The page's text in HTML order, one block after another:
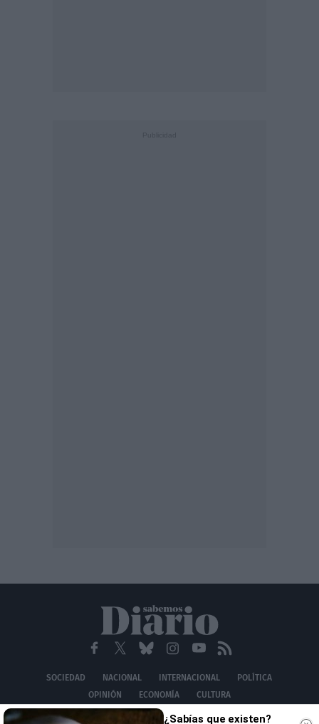
SOCIEDAD NACIONAL INTERNACIONAL
POLÍTICA
OPINIÓN
ECONOMÍA CULTURA
AVISO LEGAL POLÍTICA DE PRIVACIDAD POLÍTICA DE COOKIES
¿Sabías que existen?